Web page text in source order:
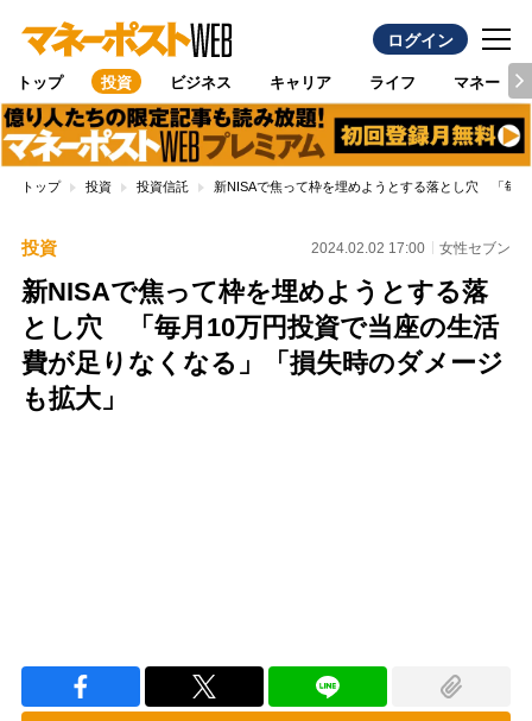
ログイン
トップ 投資 ビジネス キャリア ライフ マネー
トップ 投資 投資信託 新NISAで焦って枠を埋めようとする落とし穴 「毎
投資 2024.02.02 17:00 女性セブン
新NISAで焦って枠を埋めようとする落
とし穴 「毎月10万円投資で当座の生活
費が足りなくなる」「損失時のダメージ
も拡大」